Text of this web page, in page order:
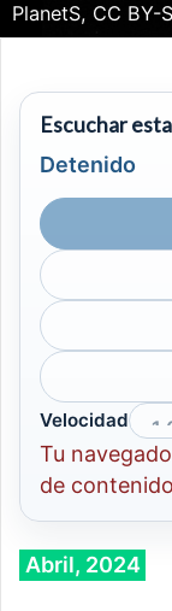
PlanetS, CC BY-
Escuchar
Detenido
Velocidad
Tu
de contenido
Abril, 2024